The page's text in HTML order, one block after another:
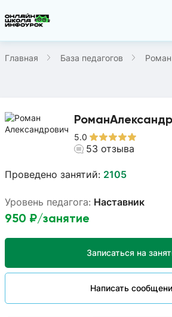
Главная База педагогов
Роман
5.0
53 отзыва
Проведено занятий: 2105
Уровень педагога: Наставник
950 ₽/занятие
Записаться на
Написать